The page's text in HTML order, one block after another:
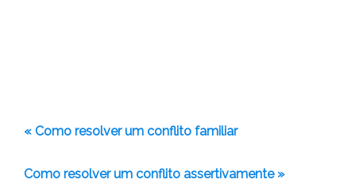
« Como resolver um conflito familiar
Como resolver um conflito assertivamente »